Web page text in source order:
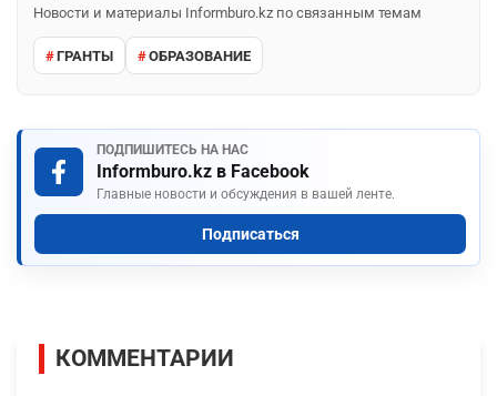
Новости и материалы Informburo.kz по связанным темам
ГРАНТЫ ОБРАЗОВАНИЕ
ПОДПИШИТЕСЬ НА НАС
Informburo.kz в Facebook
Главные новости и обсуждения в вашей ленте.
Подписаться
КОММЕНТАРИИ